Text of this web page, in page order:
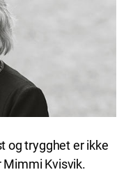
og trygghet er ikke
Mimmi Kvisvik.